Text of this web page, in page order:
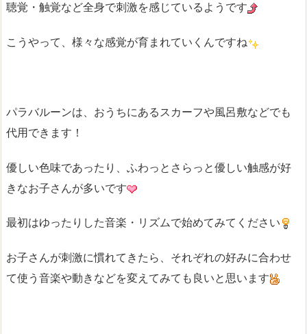
聴覚・触覚など全身で刺激を感じているようです
こうやって、様々な感覚が育まれていくんですね
パラバルーンは、おうちにあるスカーフや風呂敷などでも
代用できます！
優しい色味であったり、ふわっとさらっと優しい触感が好
きなお子さんが多いです
最初はゆったりした音楽・リズムで始めてみてください
お子さんが刺激に慣れてきたら、それぞれの好みに合わせ
て使う音楽や動きなどを変えてみても良いと思います